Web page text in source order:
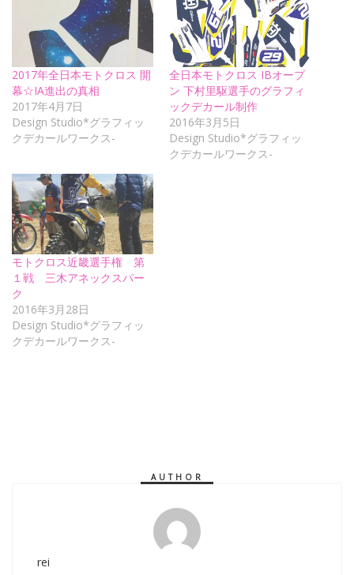
2017年全日本モトクロス 開
幕☆IA進出の真相
2017年4月7日
Design Studio*グラフィッ
クデカールワークス-
全日本モトクロス IBオープ
ン 下村里駆選手のグラフィ
ックデカール制作
2016年3月5日
Design Studio*グラフィッ
クデカールワークス-
モトクロス近畿選手権 第
１戦 三木アネックスパー
ク
2016年3月28日
Design Studio*グラフィッ
クデカールワークス-
AUTHOR
rei